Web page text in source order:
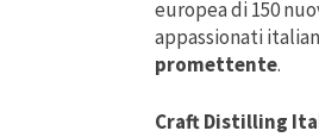
europea di 150
appassionati
promettente.
Craft Distilling